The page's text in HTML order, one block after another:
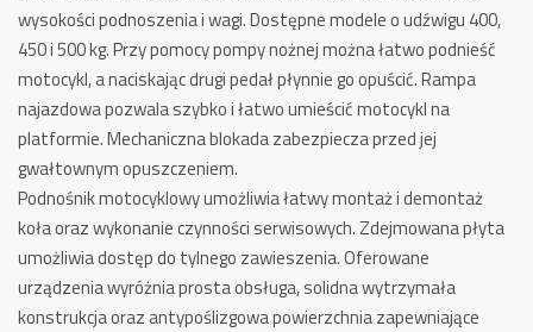
wysokości podnoszenia i wagi. Dostępne modele o udźwigu 400,
450 i 500 kg. Przy pomocy pompy nożnej można łatwo podnieść
motocykl, a naciskając drugi pedał płynnie go opuścić. Rampa
najazdowa pozwala szybko i łatwo umieścić motocykl na
platformie. Mechaniczna blokada zabezpiecza przed jej
gwałtownym opuszczeniem.
Podnośnik motocyklowy umożliwia łatwy montaż i demontaż
koła oraz wykonanie czynności serwisowych. Zdejmowana płyta
umożliwia dostęp do tylnego zawieszenia. Oferowane
urządzenia wyróżnia prosta obsługa, solidna wytrzymała
konstrukcja oraz antypoślizgowa powierzchnia zapewniające